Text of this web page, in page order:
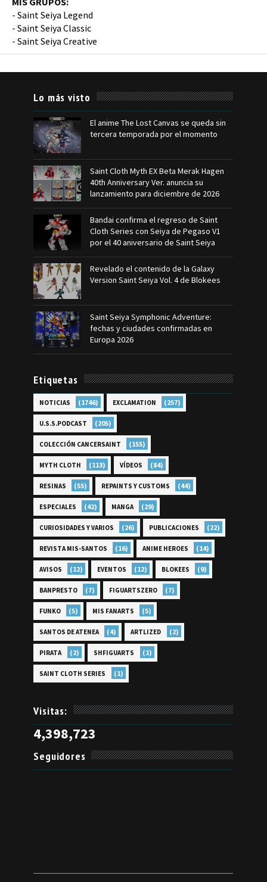
- Saint Seiya Legend
- Saint Seiya Classic
- Saint Seiya Creative
Lo más visto
El anime The Lost Canvas se queda sin
tercera temporada por el momento
Saint Cloth Myth EX Beta Merak Hagen
40th Anniversary Ver. anuncia su
lanzamiento para diciembre de 2026
Bandai confirma el regreso de Saint
Cloth Series con Seiya de Pegaso V1
por el 40 aniversario de Saint Seiya
Revelado el contenido de la Galaxy
Version Saint Seiya Vol. 4 de Blokees
Saint Seiya Symphonic Adventure:
fechas y ciudades confirmadas en
Europa 2026
Etiquetas
NOTICIAS (1746) EXCLAMATION (257)
U.S.S.PODCAST (205)
COLECCIÓN CANCERSAINT (155)
MYTH CLOTH (113) VÍDEOS (84)
RESINAS (55) REPAINTS Y CUSTOMS (44)
ESPECIALES (42) MANGA (29)
CURIOSIDADES Y VARIOS (26) PUBLICACIONES (22)
REVISTA MIS-SANTOS (16) ANIME HEROES (14)
AVISOS (12) EVENTOS (12) BLOKEES (9)
BANPRESTO (7) FIGUARTSZERO (7)
FUNKO (5) MIS FANARTS (5)
SANTOS DE ATENEA (4) ARTLIZED (2)
PIRATA (2) SHFIGUARTS (1)
SAINT CLOTH SERIES (1)
Visitas:
4,398,723
Seguidores